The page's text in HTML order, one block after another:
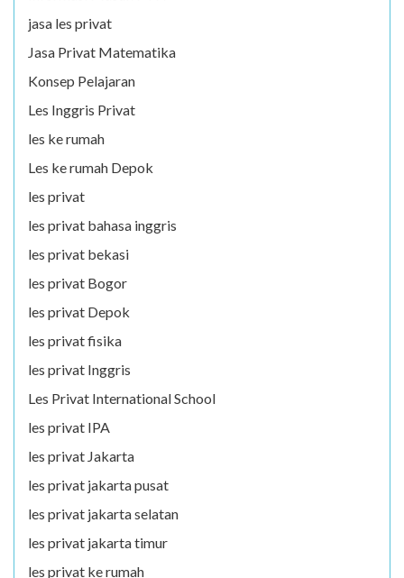
jasa les privat
Jasa Privat Matematika
Konsep Pelajaran
Les Inggris Privat
les ke rumah
Les ke rumah Depok
les privat
les privat bahasa inggris
les privat bekasi
les privat Bogor
les privat Depok
les privat fisika
les privat Inggris
Les Privat International School
les privat IPA
les privat Jakarta
les privat jakarta pusat
les privat jakarta selatan
les privat jakarta timur
les privat ke rumah